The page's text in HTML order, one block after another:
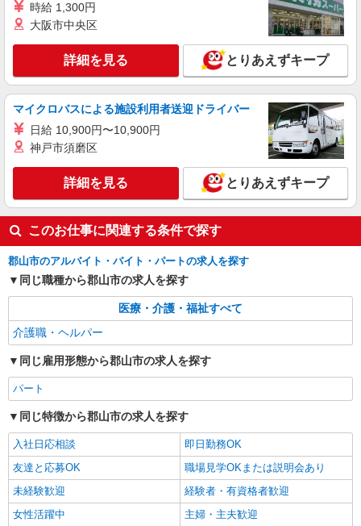
キープ 詳細を見る
派遣社員
株式会社kotrio /●SD-H-1811519
シニア向けマンションで見守り・食事配膳など
通費全支給(ガソリン代含む)＞
福島県郡山市
キープ
株式会社kotrio /●SD-H-2001855
郡山市｜シニア向け住宅で快適な暮らしのお手
伝い
通費全支給(ガソリン代含む)＞
福島県郡山市
キープ
時給 1,300円
大阪市中央区
詳細を見る とりあえずキープ
マイクロバスによる施設利用者送迎ドライバー
日給 10,900円〜10,900円
神戸市須磨区
詳細を見る とりあえずキープ
このお仕事に関連する条件で探す
郡山市のアルバイト・バイト・パートの求人を探す
同じ職種から郡山市の求人を探す
医療・介護・福祉すべて
介護職・ヘルパー
同じ雇用形態から郡山市の求人を探す
パート
同じ特徴から郡山市の求人を探す
入社日応相談
即日勤務OK
友達と応募OK
職場見学OKまたは説明会あり
未経験歓迎
経験者・有資格者歓迎
女性活躍中
主婦・主夫歓迎